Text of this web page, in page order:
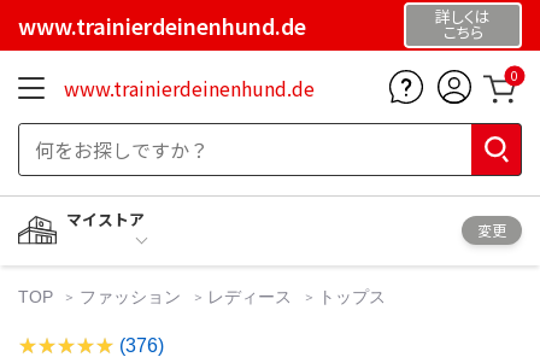
www.trainierdeinenhund.de 詳しくは
こちら
www.trainierdeinenhund.de 0
マイストア
変更
TOP ファッション レディース トップス
(376)